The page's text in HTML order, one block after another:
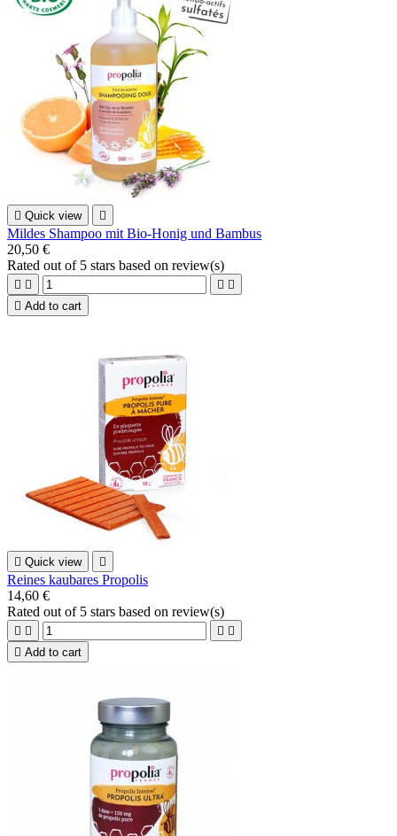
 Quick view 
Mildes Shampoo mit Bio-Honig und Bambus
20,50 €
Rated out of 5 stars based on review(s)
   
 Add to cart
 Quick view 
Reines kaubares Propolis
14,60 €
Rated out of 5 stars based on review(s)
   
 Add to cart